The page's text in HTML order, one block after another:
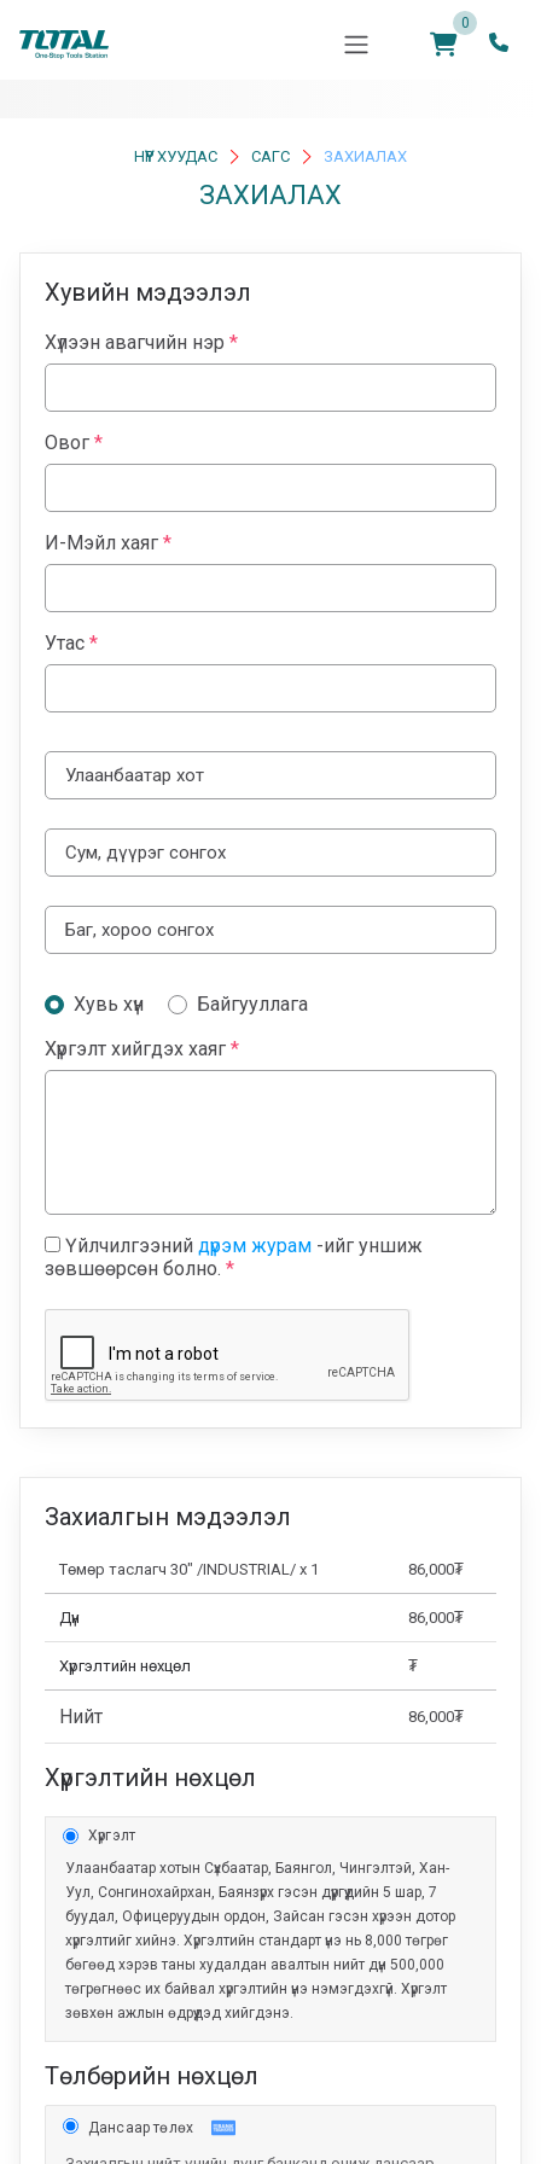
0
НҮҮР ХУУДАС САГС ЗАХИАЛАХ
ЗАХИАЛАХ
Хувийн мэдээлэл
Хүлээн авагчийн нэр *
Овог *
И-Мэйл хаяг *
Утас *
Хувь хүн
Байгууллага
Хүргэлт хийгдэх хаяг *
Үйлчилгээний дүрэм журам -ийг уншиж
зөвшөөрсөн болно. *
Захиалгын мэдээлэл
Төмөр таслагч 30" /INDUSTRIAL/ x 1 86,000₮
Дүн 86,000₮
Хүргэлтийн нөхцөл ₮
Нийт 86,000₮
Хүргэлтийн нөхцөл
Хүргэлт
Улаанбаатар хотын Сүхбаатар, Баянгол, Чингэлтэй, Хан-
Уул, Сонгиноxайрхан, Баянзүрх гэсэн дүүргүүдийн 5 шар, 7
буудал, Офицеруудын ордон, Зайсан гэсэн хүрээн дотор
хүргэлтийг хийнэ. Хүргэлтийн стандарт үнэ нь 8,000 төгрөг
бөгөөд хэрэв таны худалдан авалтын нийт дүн 500,000
төгрөгнөөс их байвал хүргэлтийн үнэ нэмэгдэхгүй. Хүргэлт
зөвхөн ажлын өдрүүдэд хийгдэнэ.
Төлбөрийн нөхцөл
Дансаар төлөх